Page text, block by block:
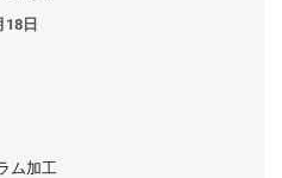
18日
ム加工